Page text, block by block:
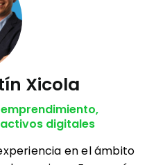
Xicola
digitales
en el ámbito